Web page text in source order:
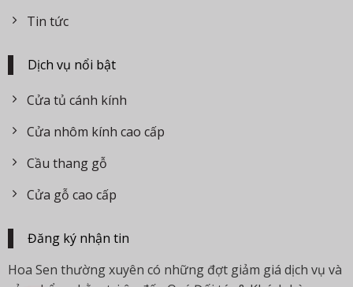
Tin tức
Dịch vụ nổi bật
Cửa tủ cánh kính
Cửa nhôm kính cao cấp
Cầu thang gỗ
Cửa gỗ cao cấp
Đăng ký nhận tin
Hoa Sen thường xuyên có những đợt giảm giá dịch vụ và